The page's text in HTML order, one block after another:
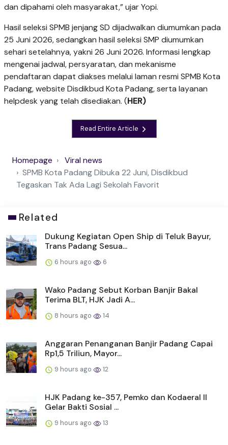
dan dipahami oleh masyarakat,” ujar Yopi.
Hasil seleksi SPMB jenjang SD dijadwalkan diumumkan pada
25 Juni 2026, sedangkan hasil seleksi SMP diumumkan
sehari setelahnya, yakni 26 Juni 2026. Informasi lengkap
mengenai jadwal, persyaratan, dan mekanisme
pendaftaran dapat diakses melalui laman resmi SPMB Kota
Padang, website Disdikbud Kota Padang, serta layanan
helpdesk yang telah disediakan. (HER)
Read Entire Article
Homepage
Viral news
SPMB Kota Padang Dibuka 22 Juni, Disdikbud
Tegaskan Tak Ada Lagi Sekolah Favorit
Related
Dukung Kegiatan Open Ship di Teluk Bayur,
Trans Padang Sesua...
6 hours ago 6
Wako Padang Sebut Korban Banjir Bakal
Terima BLT, HJK Jadi A...
8 hours ago 14
Anggaran Penanganan Banjir Padang Capai
Rp1,5 Triliun, Mayor...
9 hours ago 12
HJK Padang ke-357, Pemko dan Kodaeral II
Gelar Bakti Sosial ...
9 hours ago 13